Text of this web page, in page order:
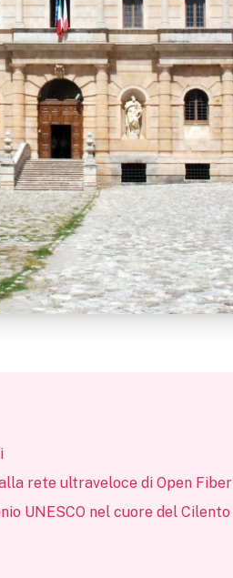
rete ultraveloce di Open Fiber
UNESCO nel cuore del Cilento